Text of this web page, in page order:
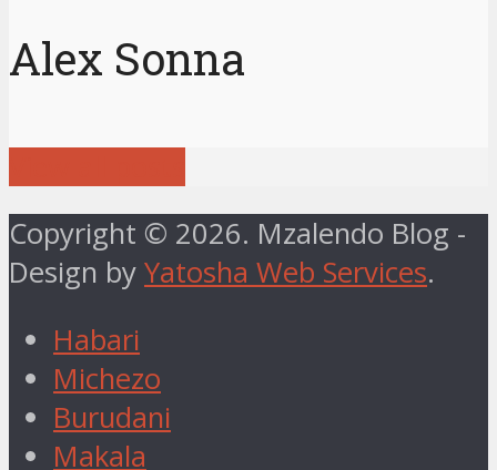
Alex Sonna
Copyright © 2026. Mzalendo Blog -
Design by Yatosha Web Services.
Habari
Michezo
Burudani
Makala